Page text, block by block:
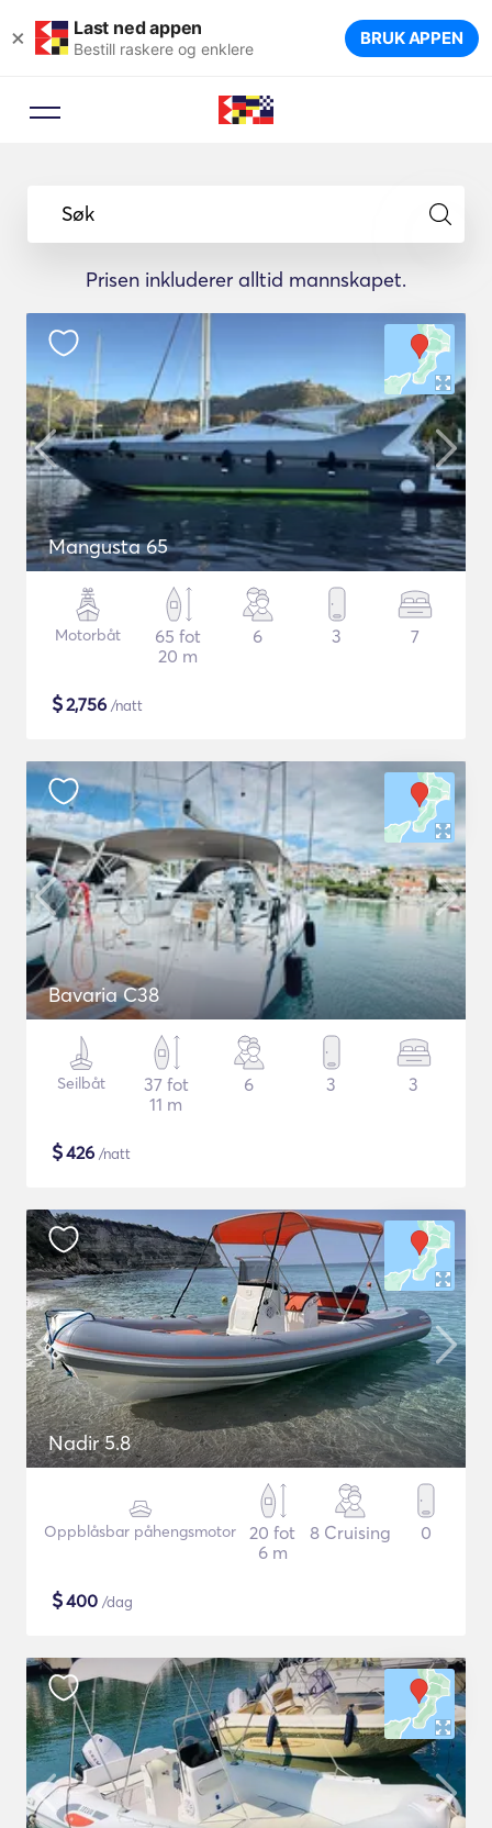
× Last ned appen
Bestill raskere og enklere BRUK APPEN
Søk
Prisen inkluderer alltid mannskapet.
Mangusta 65
Motorbåt
65 fot
20 m
6 3 7
$2,756 /natt
Bavaria C38
Seilbåt
37 fot
11 m
6 3 3
$426 /natt
Nadir 5.8
Oppblåsbar påhengsmotor
20 fot
6 m
8 Cruising 0
$400 /dag